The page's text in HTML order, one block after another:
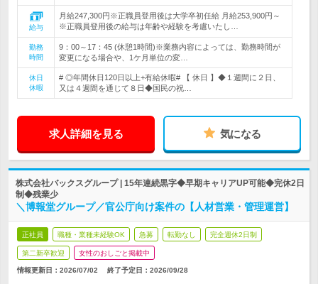
給与
月給247,300円※正職員登用後は大学卒初任給 月給253,900円～
※正職員登用後の給与は年齢や経験を考慮いたし…
勤務
時間
9：00～17：45 (休憩1時間)※業務内容によっては、勤務時間が
変更になる場合や、1ケ月単位の変…
休日
休暇
# ◎年間休日120日以上+有給休暇# 【 休日 】◆１週間に２日、
又は４週間を通じて８日◆国民の祝…
求人詳細を見る 気になる
株式会社バックスグループ | 15年連続黒字◆早期キャリアUP可能◆完休2日
制◆残業少
＼博報堂グループ／官公庁向け案件の【人材営業・管理運営】
正社員 職種・業種未経験OK 急募 転勤なし 完全週休2日制
第二新卒歓迎 女性のおしごと掲載中
情報更新日：2026/07/02 終了予定日： 2026/09/28